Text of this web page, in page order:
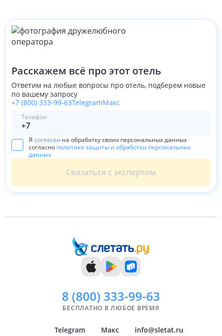
Расскажем всё про этот отель
Ответим на любые вопросы про отель, подберем новые
по вашему запросу
+7 (800) 333-99-63TelegramМакс
Телефон
Я согласен на обработку своих персональных данных
согласно политике защиты и обработки персональных
данных
Связаться с экспертом
8 (800) 333-99-63
БЕСПЛАТНО В ЛЮБОЕ ВРЕМЯ
Telegram Макс
info@sletat.ru